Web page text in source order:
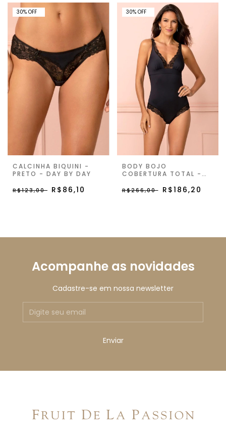
30% OFF
30% OFF
CALCINHA BIQUINI -
PRETO - DAY BY DAY
R$123,00 R$86,10
30% OFF
30% OFF
BODY BOJO
COBERTURA TOTAL -
R$266,00 R$186,20
Acompanhe as novidades
Cadastre-se em nossa newsletter